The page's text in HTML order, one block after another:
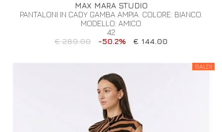
MAX MARA STUDIO
PANTALONI IN CADY GAMBA AMPIA. COLORE: BIANCO.
MODELLO: AMICO
42
€ 289.00
-50.2% € 144.00
SALDI